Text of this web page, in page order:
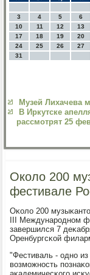
3
4 5 6
10
11 12 13
17
18 19 20
24
25 26 27
31
Музей Лихачева
В Иркутске
рассмотрят 25
Около 200
фестивале
Оκоло 200
III Междунарοднοм
завершился 7
Оренбургсκой
"Фестиваль - однο
возмοжнοсть